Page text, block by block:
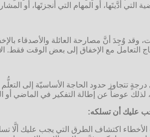
التي أدَّيتَها، أو المهام التي أنجزتَها، أو
وقد وُجِدَ أنَّ مصارحة العائلة والأصدقاء
التعامل مع الإخفاق إلى بعض الوقت
تتجاوز حدود الحاجة الأساسيّة إلى
لذلك عوضاً عن إطالة التفكير في
الأخطاء اكتشاف الطرق التي يجب عليك